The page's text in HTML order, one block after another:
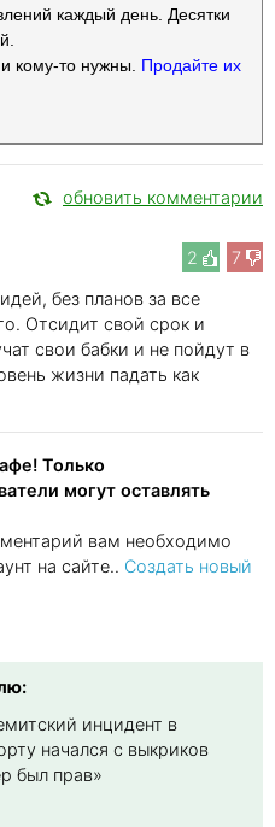
каждый день. Десятки
кому-то нужны. Продайте их
обновить комментарии
2 7
без планов за все
Отсидит свой срок и
свои бабки и не пойдут в
жизни падать как
Только
могут оставлять
вам необходимо
на сайте.. Создать новый
инцидент в
начался с выкриков
был прав»